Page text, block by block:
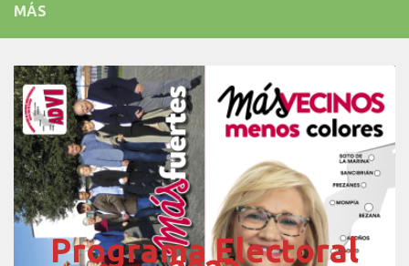
MÁS
Programa Electoral